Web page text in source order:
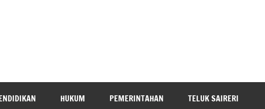
HUKUM PEMERINTAHAN TELUK SAIRERI